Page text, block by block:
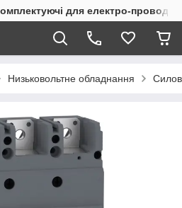
для електро-проводки
Низьковольтне обладнання